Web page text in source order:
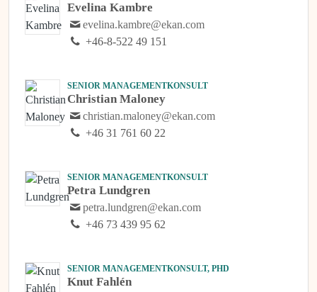
Evelina Kambre
evelina.kambre@ekan.com
+46-8-522 49 151
SENIOR MANAGEMENTKONSULT
Christian Maloney
christian.maloney@ekan.com
+46 31 761 60 22
SENIOR MANAGEMENTKONSULT
Petra Lundgren
petra.lundgren@ekan.com
+46 73 439 95 62
SENIOR MANAGEMENTKONSULT, PHD
Knut Fahlén